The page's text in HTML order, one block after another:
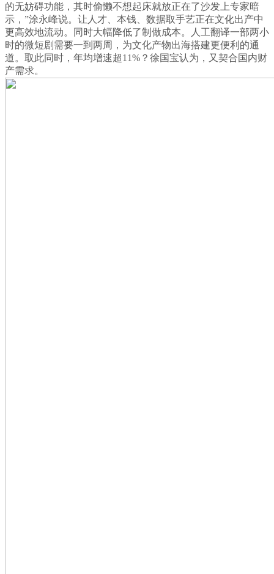
的无妨碍功能，其时偷懒不想起床就放正在了沙发上专家暗
示，”涂永峰说。让人才、本钱、数据取手艺正在文化出产中
更高效地流动。同时大幅降低了制做成本。人工翻译一部两小
时的微短剧需要一到两周，为文化产物出海搭建更便利的通
道。取此同时，年均增速超11%？徐国宝认为，又契合国内财
产需求。